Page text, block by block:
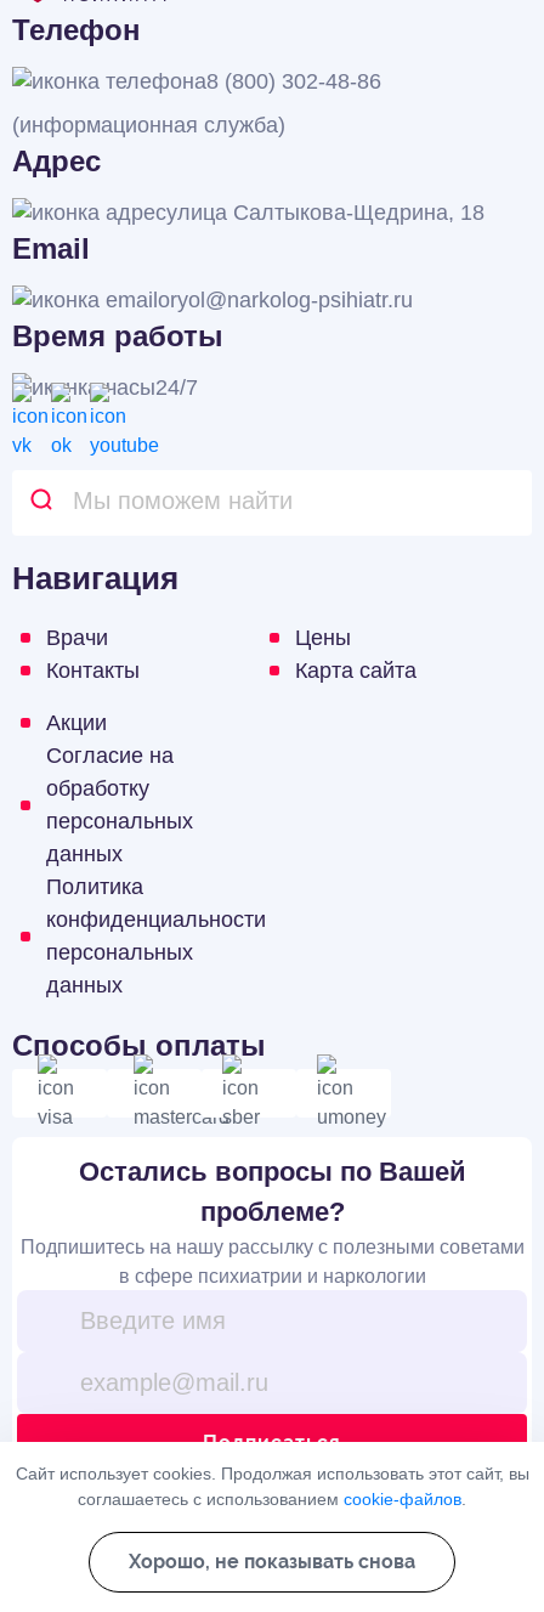
Телефон
8 (800) 302-48-86
(информационная служба)
Адрес
улица Салтыкова-Щедрина, 18
Email
oryol@narkolog-psihiatr.ru
Время работы
24/7
Навигация
Врачи
Цены
Контакты
Карта сайта
Акции
Согласие на
обработку
персональных
данных
Политика
конфиденциальности
персональных
данных
Способы оплаты
Остались вопросы по Вашей
проблеме?
Подпишитесь на нашу рассылку с полезными советами
в сфере психиатрии и наркологии
Подписаться
Я ознакомлен(а) сПолитикой конфиденциальностии даю свое
согласие наобработку персональных данных
На сайте используются cookies и сервис
Сайт использует cookies. Продолжая использовать этот сайт, вы
соглашаетесь с использованием cookie-файлов
Хорошо, не показывать снова